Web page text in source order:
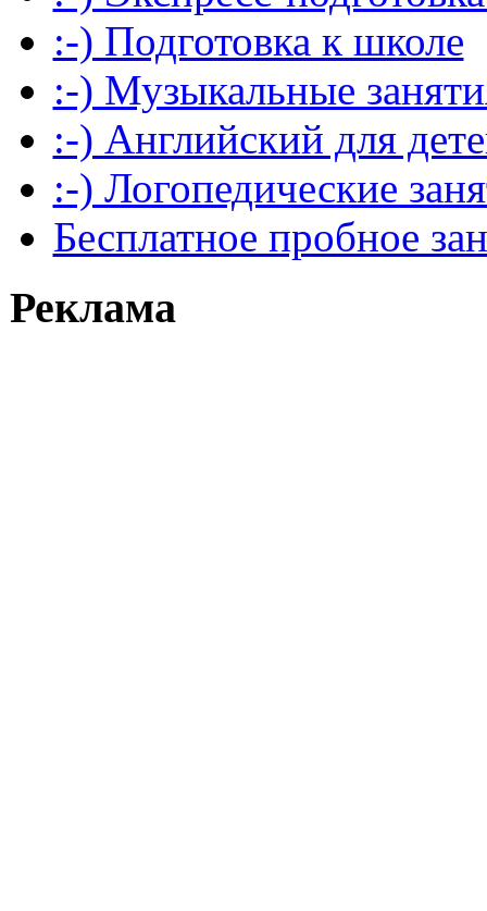
:-) Подготовка к школе
:-) Музыкальные
:-) Английский для
:-) Логопедические
Бесплатное пробное
Реклама